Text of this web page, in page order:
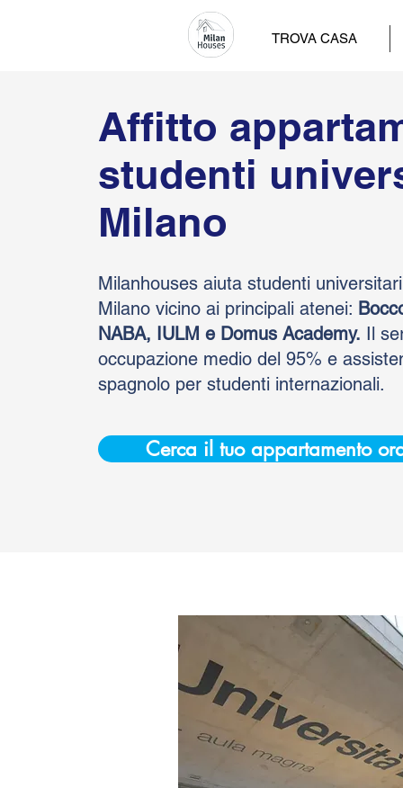
TROVA CASA
Affitto
studenti
Milano
Milanhouses aiuta studenti
Milano vicino ai principali atenei:
NABA, IULM e Domus Academy. Il
occupazione medio del 95% e
spagnolo per studenti internazionali.
Cerca il tuo appartamento